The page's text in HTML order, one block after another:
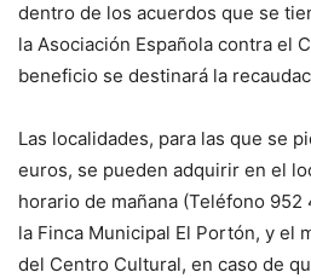
dentro de los acuerdos que se
la Asociación Española contra el
beneficio se destinará la
Las localidades, para las que se
euros, se pueden adquirir en el
horario de mañana (Teléfono 952
la Finca Municipal El Portón, y el
del Centro Cultural, en caso de